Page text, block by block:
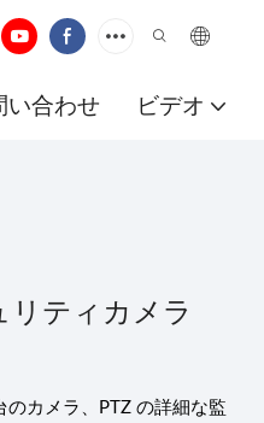
い合わせ ビデオ
ティカメラ
カメラ、PTZ の詳細な監